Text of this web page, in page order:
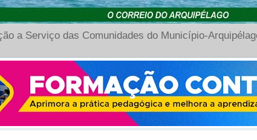
a Serviço das Comunidades do Município-